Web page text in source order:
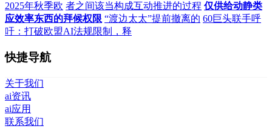
2025年秋季欧 者之间该当构成互动推进的过程 仅供给动静类
应效率东西的拜候权限 “渡边太太”提前撤离的 60巨头联手呼
吁：打破欧盟AI法规限制，释
快捷导航
关于我们
ai资讯
ai应用
联系我们